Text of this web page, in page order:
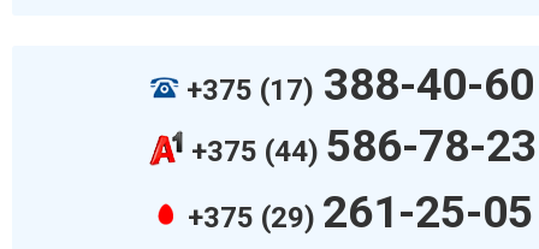
+375 (17) 388-40-60
+375 (44) 586-78-23
+375 (29) 261-25-05